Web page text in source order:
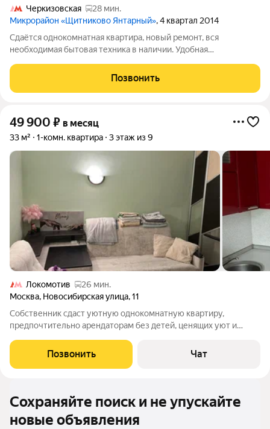
Черкизовская
28 мин.
Микрорайон «Щитниково Янтарный», 4 квартал 2014
Сдаётся однокомнатная квартира, новый ремонт, вся
необходимая бытовая техника в наличии. Удобная
выделенной полосе. Без комиссии аренда от собственника.
Позвонить
49 900 ₽ в месяц
33 м² 1-комн. квартира 3 этаж из 9
Локомотив
26 мин.
Москва, Новосибирская улица,11
Собственник сдаст уютную однокомнатную квартиру,
предпочтительно арендаторам без детей, ценящих уют и
пролонгация. Для удобства комната разделена шкафом купе ,
на две отдельные жилые зоны:
Позвонить Чат
Сохраняйте поиск и не упускайте
новые объявления